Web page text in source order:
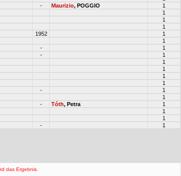
- Maurizio, POGGIO
1
1
1
1
1952
1
1
-
1
-
1
1
1
1
1
-
1
1
- Tóth, Petra
1
1
1
- 1
das Ergebnis.